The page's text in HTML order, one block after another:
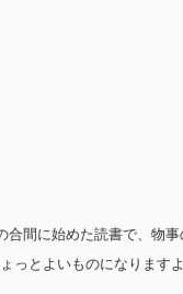
間に始めた読書で、物
っとよいものになりますよ